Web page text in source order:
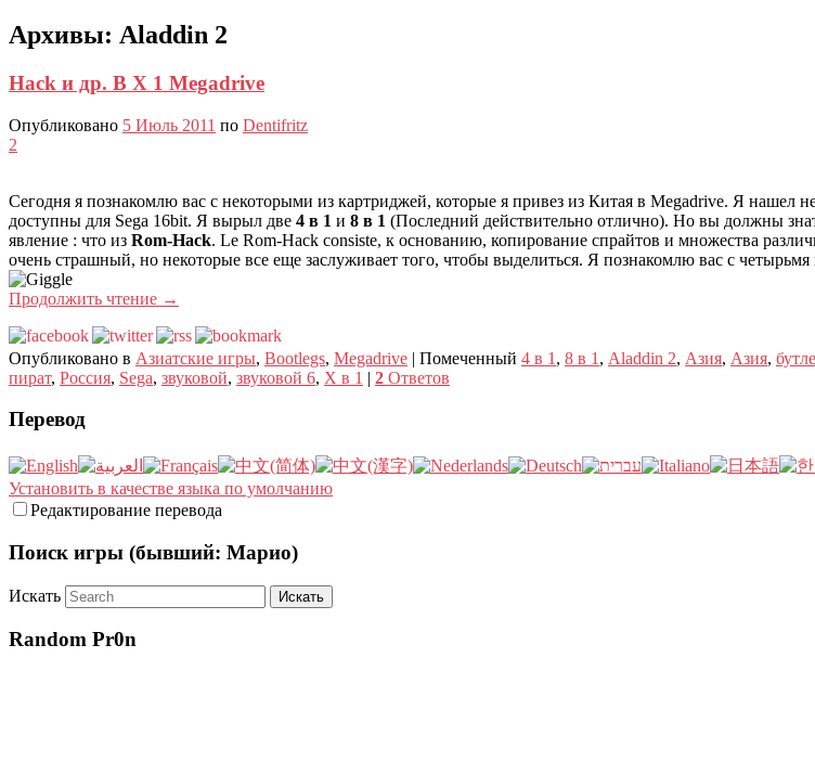
Архивы: Aladdin 2
Hack и др. В X 1 Megadrive
Опубликовано 5 Июль 2011 по Dentifritz
2
Сегодня я познакомлю вас с некоторыми из картриджей, которые я привез из Китая в Megadrive. Я нашел
доступны для Sega 16bit. Я вырыл две 4 в 1 и 8 в 1 (Последний действительно отлично). Но вы должны
явление : что из Rom-Hack. Le Rom-Hack consiste, к основанию, копирование спрайтов и множества
очень страшный, но некоторые все еще заслуживает того, чтобы выделиться. Я познакомлю вас с
Продолжить чтение →
Опубликовано в Азиатские игры, Bootlegs, Megadrive | Помеченный 4 в 1 , 8 в 1 , Aladdin 2, Азия, Азия,
пират, Россия, Sega, звуковой, звуковой 6, X в 1 | 2 Ответов
Перевод
Установить в качестве языка по умолчанию
Редактирование перевода
Поиск игры (бывший: Марио)
Искать
Random Pr0n